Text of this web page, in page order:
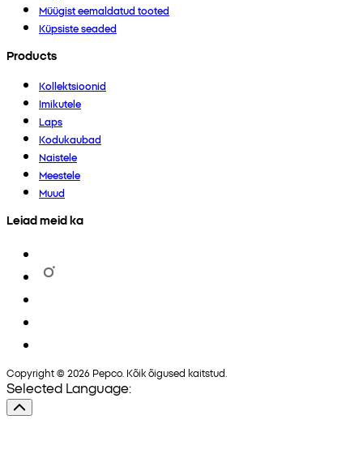
Müügist eemaldatud tooted
Küpsiste seaded
Products
Kollektsioonid
Imikutele
Laps
Kodukaubad
Naistele
Meestele
Muud
Leiad meid ka
Copyright © 2026 Pepco. Kõik õigused kaitstud.
Selected Language: